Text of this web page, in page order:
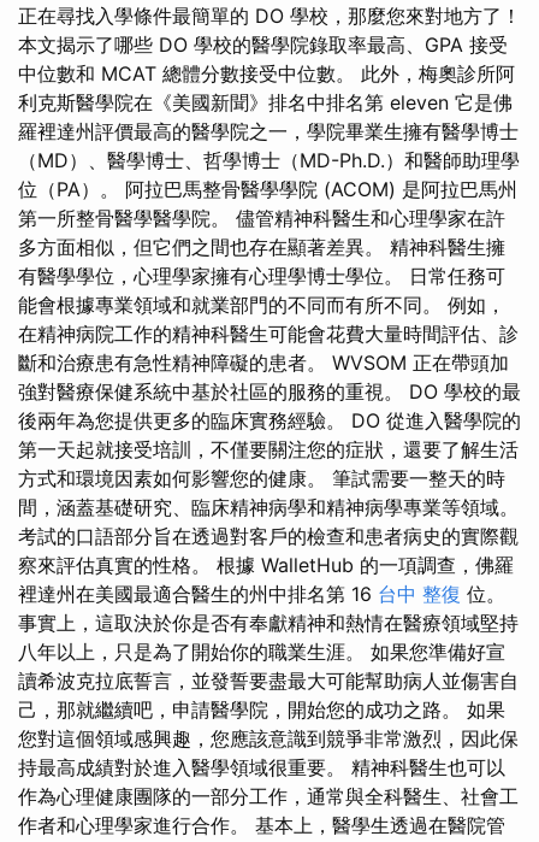
正在尋找入學條件最簡單的 DO 學校，那麼您來對地方了！
本文揭示了哪些 DO 學校的醫學院錄取率最高、GPA 接受
中位數和 MCAT 總體分數接受中位數。 此外，梅奧診所阿
利克斯醫學院在《美國新聞》排名中排名第 eleven 它是佛
羅裡達州評價最高的醫學院之一，學院畢業生擁有醫學博士
（MD）、醫學博士、哲學博士（MD-Ph.D.）和醫師助理學
位（PA）。 阿拉巴馬整骨醫學學院 (ACOM) 是阿拉巴馬州
第一所整骨醫學醫學院。 儘管精神科醫生和心理學家在許
多方面相似，但它們之間也存在顯著差異。 精神科醫生擁
有醫學學位，心理學家擁有心理學博士學位。 日常任務可
能會根據專業領域和就業部門的不同而有所不同。 例如，
在精神病院工作的精神科醫生可能會花費大量時間評估、診
斷和治療患有急性精神障礙的患者。 WVSOM 正在帶頭加
強對醫療保健系統中基於社區的服務的重視。 DO 學校的最
後兩年為您提供更多的臨床實務經驗。 DO 從進入醫學院的
第一天起就接受培訓，不僅要關注您的症狀，還要了解生活
方式和環境因素如何影響您的健康。 筆試需要一整天的時
間，涵蓋基礎研究、臨床精神病學和精神病學專業等領域。
考試的口語部分旨在透過對客戶的檢查和患者病史的實際觀
察來評估真實的性格。 根據 WalletHub 的一項調查，佛羅
裡達州在美國最適合醫生的州中排名第 16 台中 整復 位。
事實上，這取決於你是否有奉獻精神和熱情在醫療領域堅持
八年以上，只是為了開始你的職業生涯。 如果您準備好宣
讀希波克拉底誓言，並發誓要盡最大可能幫助病人並傷害自
己，那就繼續吧，申請醫學院，開始您的成功之路。 如果
您對這個領域感興趣，您應該意識到競爭非常激烈，因此保
持最高成績對於進入醫學領域很重要。 精神科醫生也可以
作為心理健康團隊的一部分工作，通常與全科醫生、社會工
作者和心理學家進行合作。 基本上，醫學生透過在醫院管